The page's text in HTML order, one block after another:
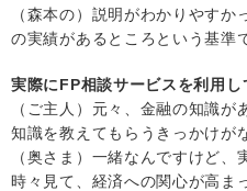
（森本の）説明がわかりやす
の実績があるところという基準
実際にFP相談サービスを利用し
（ご主人）元々、金融の知識が
知識を教えてもらうきっかけが
（奥さま）一緒なんですけど、
時々見て、経済への関心が高ま